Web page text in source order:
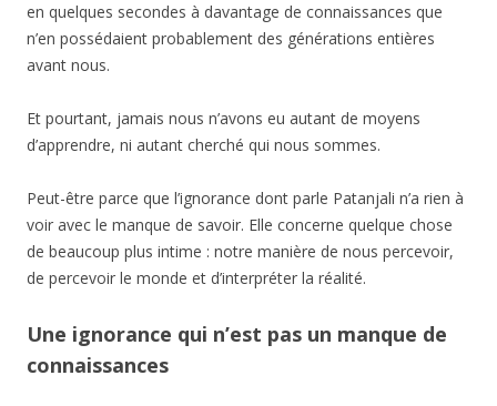
en quelques secondes à davantage de connaissances que
n’en possédaient probablement des générations entières
avant nous.
Et pourtant, jamais nous n’avons eu autant de moyens
d’apprendre, ni autant cherché qui nous sommes.
Peut-être parce que l’ignorance dont parle Patanjali n’a rien à
voir avec le manque de savoir. Elle concerne quelque chose
de beaucoup plus intime : notre manière de nous percevoir,
de percevoir le monde et d’interpréter la réalité.
Une ignorance qui n’est pas un manque de
connaissances